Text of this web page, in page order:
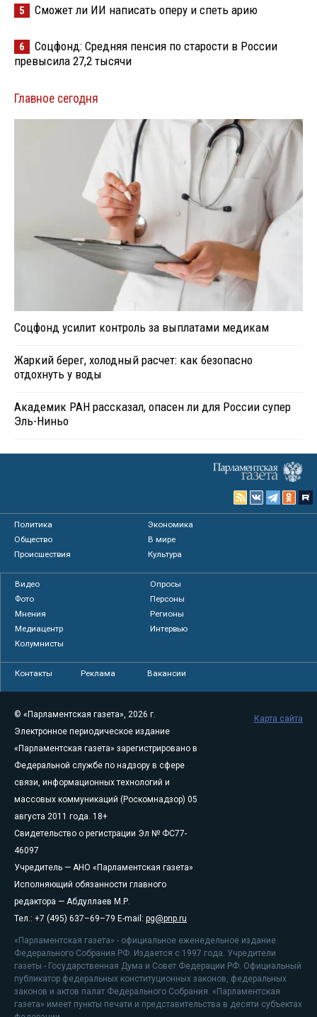
5 Сможет ли ИИ написать оперу и спеть арию
6
Соцфонд: Средняя пенсия по старости в России
превысила 27,2 тысячи
Главное сегодня
Соцфонд усилит контроль за выплатами медикам
Жаркий берег, холодный расчет: как безопасно
отдохнуть у воды
Академик РАН рассказал, опасен ли для России супер
Эль-Ниньо
Политика
Экономика
Общество
В мире
Происшествия
Культура
Видео
Опросы
Фото
Персоны
Мнения
Регионы
Медиацентр
Интервью
Колумнисты
Контакты Реклама Вакансии
© «Парламентская газета», 2026 г.
Электронное периодическое издание
«Парламентская газета» зарегистрировано в
Федеральной службе по надзору в сфере
связи, информационных технологий и
массовых коммуникаций (Роскомнадзор) 05
августа 2011 года. 18+
Свидетельство о регистрации Эл № ФС77-
46097
Учредитель — АНО «Парламентская газета»
Исполняющий обязанности главного
редактора — Абдуллаев М.Р.
Тел.: +7 (495) 637–69–79 E-mail: pg@pnp.ru
«Парламентская газета» - официальное еженедельное издание
Федерального Собрания РФ. Издается с 1997 года. Учредители
газеты - Государственная Дума и Совет Федерации РФ. Официальный
публикатор федеральных конституционных законов, федеральных
законов и актов палат Федерального Собрания. «Парламентская
газета» имеет пункты печати и представительства в десяти субъектах
Карта сайта